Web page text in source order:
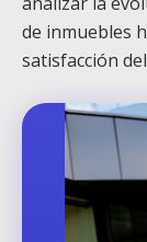
de inmuebles
satisfacción